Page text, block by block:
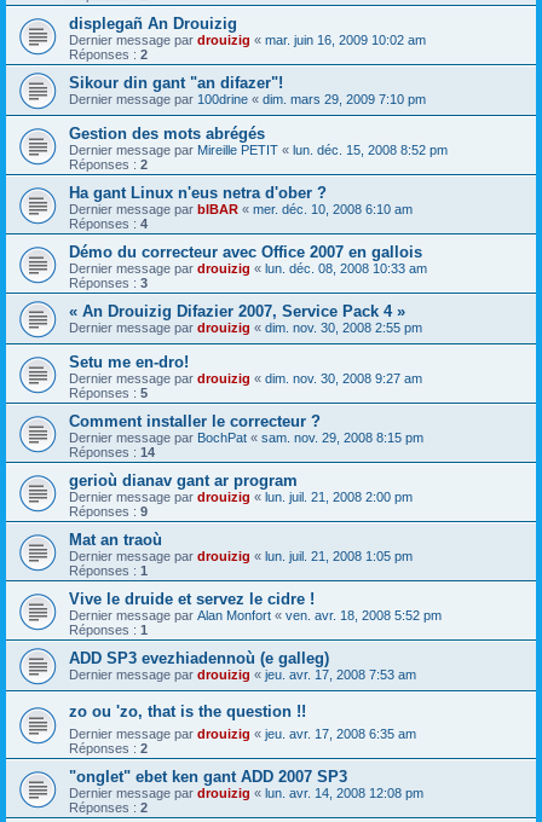
displegañ An Drouizig
Dernier message par drouizig « mar. juin 16, 2009 10:02 am
Réponses : 2
Sikour din gant "an difazer"!
Dernier message par 100drine « dim. mars 29, 2009 7:10 pm
Gestion des mots abrégés
Dernier message par Mireille PETIT « lun. déc. 15, 2008 8:52 pm
Réponses : 2
Ha gant Linux n'eus netra d'ober ?
Dernier message par bIBAR « mer. déc. 10, 2008 6:10 am
Réponses : 4
Démo du correcteur avec Office 2007 en gallois
Dernier message par drouizig « lun. déc. 08, 2008 10:33 am
Réponses : 3
« An Drouizig Difazier 2007, Service Pack 4 »
Dernier message par drouizig « dim. nov. 30, 2008 2:55 pm
Setu me en-dro!
Dernier message par drouizig « dim. nov. 30, 2008 9:27 am
Réponses : 5
Comment installer le correcteur ?
Dernier message par BochPat « sam. nov. 29, 2008 8:15 pm
Réponses : 14
gerioù dianav gant ar program
Dernier message par drouizig « lun. juil. 21, 2008 2:00 pm
Réponses : 9
Mat an traoù
Dernier message par drouizig « lun. juil. 21, 2008 1:05 pm
Réponses : 1
Vive le druide et servez le cidre !
Dernier message par Alan Monfort « ven. avr. 18, 2008 5:52 pm
Réponses : 1
ADD SP3 evezhiadennoù (e galleg)
Dernier message par drouizig « jeu. avr. 17, 2008 7:53 am
zo ou 'zo, that is the question !!
Dernier message par drouizig « jeu. avr. 17, 2008 6:35 am
Réponses : 2
"onglet" ebet ken gant ADD 2007 SP3
Dernier message par drouizig « lun. avr. 14, 2008 12:08 pm
Réponses : 2